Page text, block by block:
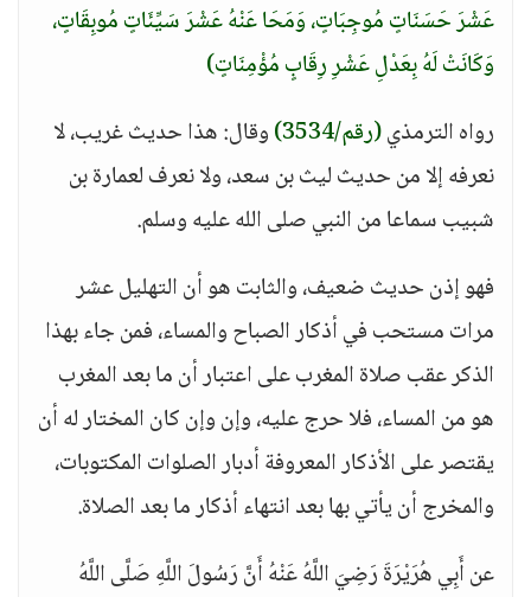
عَشْرَ حَسَنَاتٍ مُوجِبَاتٍ، وَمَحَا عَنْهُ عَشْرَ سَيِّئَاتٍ مُوبِقَاتٍ،
وَكَانَتْ لَهُ بِعَدْلِ عَشْرِ رِقَابٍ مُؤْمِنَاتٍ)
رواه الترمذي(رقم/3534)
وقال: هذا حديث غريب، لا
نعرفه إلا من حديث ليث بن سعد، ولا نعرف لعمارة بن
شبيب سماعا من النبي صلى الله عليه وسلم.
فهو إذن حديث ضعيف، والثابت هو أن التهليل عشر
مرات مستحب في أذكار الصباح والمساء، فمن جاء بهذا
الذكر عقب صلاة المغرب على اعتبار أن ما بعد المغرب
هو من المساء، فلا حرج عليه، وإن وإن كان المختار له أن
يقتصر على الأذكار المعروفة أدبار الصلوات المكتوبات،
والمخرج أن يأتي بها بعد انتهاء أذكار ما بعد الصلاة.
عن أَبِي هُرَيْرَةَ رَضِيَ اللَّهُ عَنْهُ أَنَّ رَسُولَ اللَّهِ صَلَّى اللَّهُ